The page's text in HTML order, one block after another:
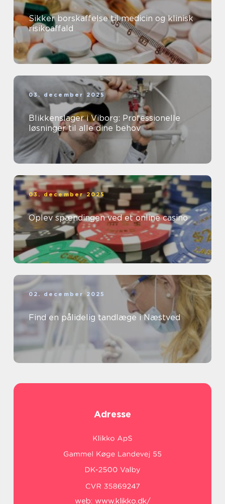
Sikker borskaffelse til medicin og klinisk
risikoaffald
03. december 2025
Blikkenslager i Viborg: Professionelle
løsninger til alle dine behov
03. december 2025
Oplev spændingen ved et online casino
02. december 2025
Find en pålidelig tandlæge i Næstved
Adresse
web: www.klikko.dk/